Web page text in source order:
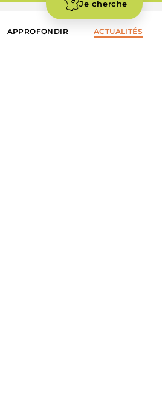
Je cherche
APPROFONDIR ACTUALITÉS